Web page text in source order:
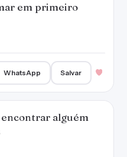
em primeiro
WhatsApp Salvar
alguém